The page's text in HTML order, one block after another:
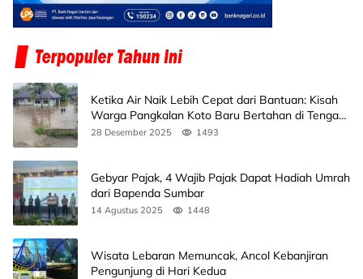
Ketika Air Naik Lebih Cepat dari Bantuan: Kisah
Warga Pangkalan Koto Baru Bertahan di Tengah
Banjir
28 Desember 2025 1493
Gebyar Pajak, 4 Wajib Pajak Dapat Hadiah Umrah
dari Bapenda Sumbar
14 Agustus 2025 1448
Wisata Lebaran Memuncak, Ancol Kebanjiran
Pengunjung di Hari Kedua